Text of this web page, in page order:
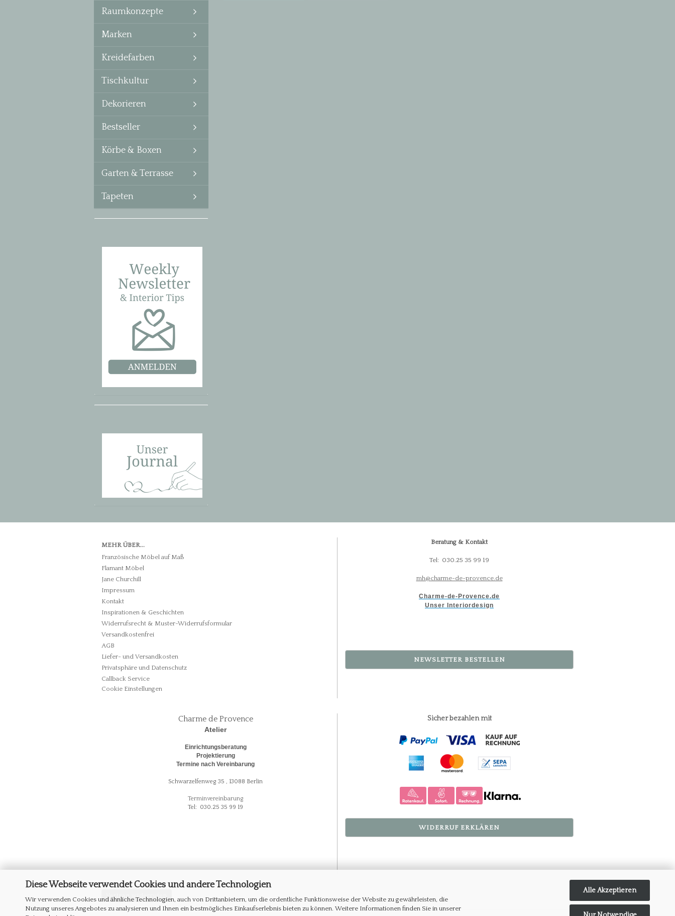
Diese Webseite verwendet Cookies und andere Technologien
Wir verwenden Cookies und ähnliche Technologien, auch von Drittanbietern, um die ordentliche Funktionsweise der Website zu gewährleisten, die
Nutzung unseres Angebotes zu analysieren und Ihnen ein bestmögliches Einkaufserlebnis bieten zu können. Weitere Informationen finden Sie in unserer
Alle Akzeptieren
Raumkonzepte
Marken
Kreidefarben
Tischkultur
Dekorieren
Bestseller
Körbe & Boxen
Garten & Terrasse
Tapeten
MEHR ÜBER...
Französische Möbel auf Maß
Flamant Möbel
Jane Churchill
Impressum
Kontakt
Inspirationen & Geschichten
Widerrufsrecht & Muster-Widerrufsformular
Versandkostenfrei
AGB
Liefer- und Versandkosten
Privatsphäre und Datenschutz
Callback Service
Cookie Einstellungen
Beratung & Kontakt
Tel: 030.25 35 99 19
mh@charme-de-provence.de
Charme-de-Provence.de
Unser Interiordesign
NEWSLETTER BESTELLEN
Charme de Provence
Atelier
Einrichtungsberatung
Projektierung
Termine nach Vereinbarung
Schwarzelfenweg 35 , 13088 Berlin
Terminvereinbarung
Tel: 030.25 35 99 19
Sicher bezahlen mit
WIDERRUF ERKLÄREN
Vertrag widerrufen